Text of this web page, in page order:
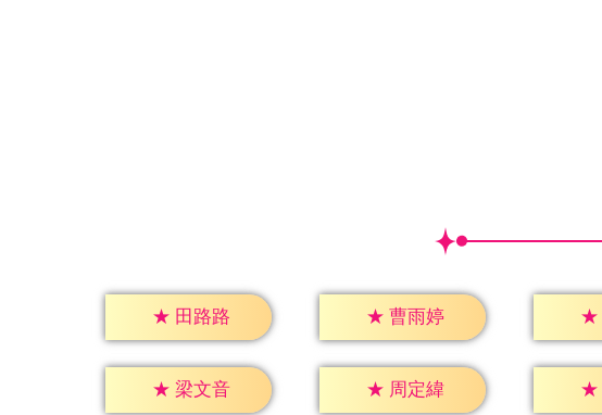
★ 田路路 ★ 曹雨婷 ★
★ 梁文音 ★ 周定緯 ★